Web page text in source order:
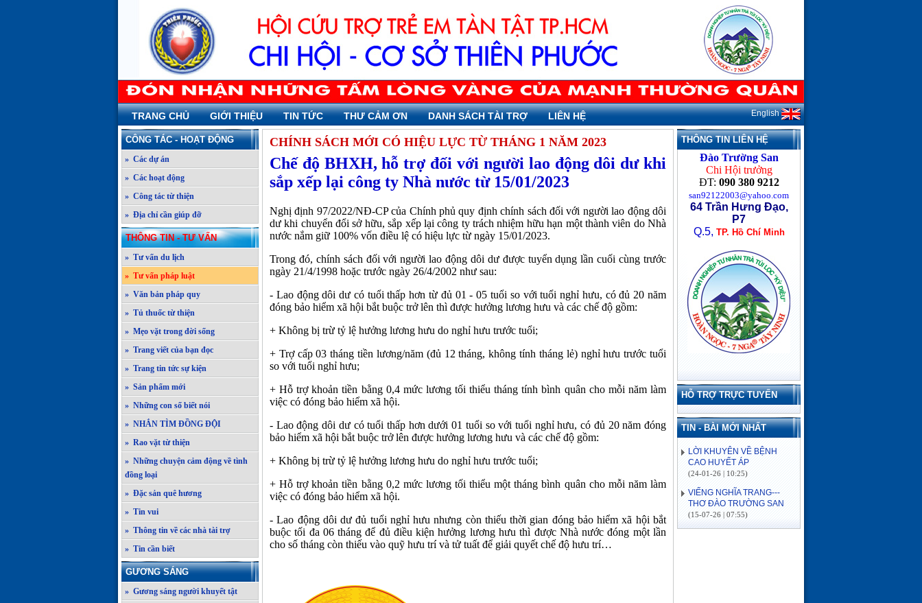
TRANG CHỦ GIỚI THIỆU TIN TỨC THƯ CẢM ƠN DANH SÁCH TÀI TRỢ LIÊN HỆ English
CÔNG TÁC - HOẠT ĐỘNG
» Các dự án
» Các hoạt động
» Công tác từ thiện
» Địa chỉ cần giúp đỡ
THÔNG TIN - TƯ VẤN
» Tư vấn du lịch
» Tư vấn pháp luật
» Văn bản pháp quy
» Tủ thuốc từ thiện
» Mẹo vặt trong đời sống
» Trang viết của bạn đọc
» Trang tin tức sự kiện
» Sản phẩm mới
» Những con số biết nói
» NHẮN TÌM ĐỒNG ĐỘI
» Rao vặt từ thiện
» Những chuyện cảm động về tình
đồng loại
» Đặc sản quê hương
» Tin vui
» Thông tin về các nhà tài trợ
» Tin cần biết
GƯƠNG SÁNG
» Gương sáng người khuyết tật
CHÍNH SÁCH MỚI CÓ HIỆU LỰC TỪ THÁNG 1 NĂM 2023
Chế độ BHXH, hỗ trợ đối với người lao động dôi dư khi
sắp xếp lại công ty Nhà nước từ 15/01/2023
Nghị định 97/2022/NĐ-CP của Chính phủ quy định chính sách đối với người lao động dôi
dư khi chuyển đổi sở hữu, sắp xếp lại công ty trách nhiệm hữu hạn một thành viên do Nhà
nước nắm giữ 100% vốn điều lệ có hiệu lực từ ngày 15/01/2023.
Trong đó, chính sách đối với người lao động dôi dư được tuyển dụng lần cuối cùng trước
ngày 21/4/1998 hoặc trước ngày 26/4/2002 như sau:
- Lao động dôi dư có tuổi thấp hơn từ đủ 01 - 05 tuổi so với tuổi nghỉ hưu, có đủ 20 năm
đóng bảo hiểm xã hội bắt buộc trở lên thì được hưởng lương hưu và các chế độ gồm:
+ Không bị trừ tỷ lệ hưởng lương hưu do nghỉ hưu trước tuổi;
+ Trợ cấp 03 tháng tiền lương/năm (đủ 12 tháng, không tính tháng lẻ) nghỉ hưu trước tuổi
so với tuổi nghỉ hưu;
+ Hỗ trợ khoản tiền bằng 0,4 mức lương tối thiểu tháng tính bình quân cho mỗi năm làm
việc có đóng bảo hiểm xã hội.
- Lao động dôi dư có tuổi thấp hơn dưới 01 tuổi so với tuổi nghỉ hưu, có đủ 20 năm đóng
bảo hiểm xã hội bắt buộc trở lên được hưởng lương hưu và các chế độ gồm:
+ Không bị trừ tỷ lệ hưởng lương hưu do nghỉ hưu trước tuổi;
+ Hỗ trợ khoản tiền bằng 0,2 mức lương tối thiểu một tháng bình quân cho mỗi năm làm
việc có đóng bảo hiểm xã hội.
- Lao động dôi dư đủ tuổi nghỉ hưu nhưng còn thiếu thời gian đóng bảo hiểm xã hội bắt
buộc tối đa 06 tháng để đủ điều kiện hưởng lương hưu thì được Nhà nước đóng một lần
cho số tháng còn thiếu vào quỹ hưu trí và tử tuất để giải quyết chế độ hưu trí…
THÔNG TIN LIÊN HỆ
Đào Trường San
Chi Hội trưởng
ĐT: 090 380 9212
san92122003@yahoo.com
64 Trần Hưng Đạo,
P7
Q.5, TP. Hồ Chí Minh
HỖ TRỢ TRỰC TUYẾN
TIN - BÀI MỚI NHẤT
LỜI KHUYÊN VỀ BỆNH
CAO HUYẾT ÁP
(24-01-26 | 10:25)
VIẾNG NGHĨA TRANG---
THƠ ĐÀO TRƯỜNG SAN
(15-07-26 | 07:55)
ĐẢO CỒN CỎ
(03-07-26 | 08:04)